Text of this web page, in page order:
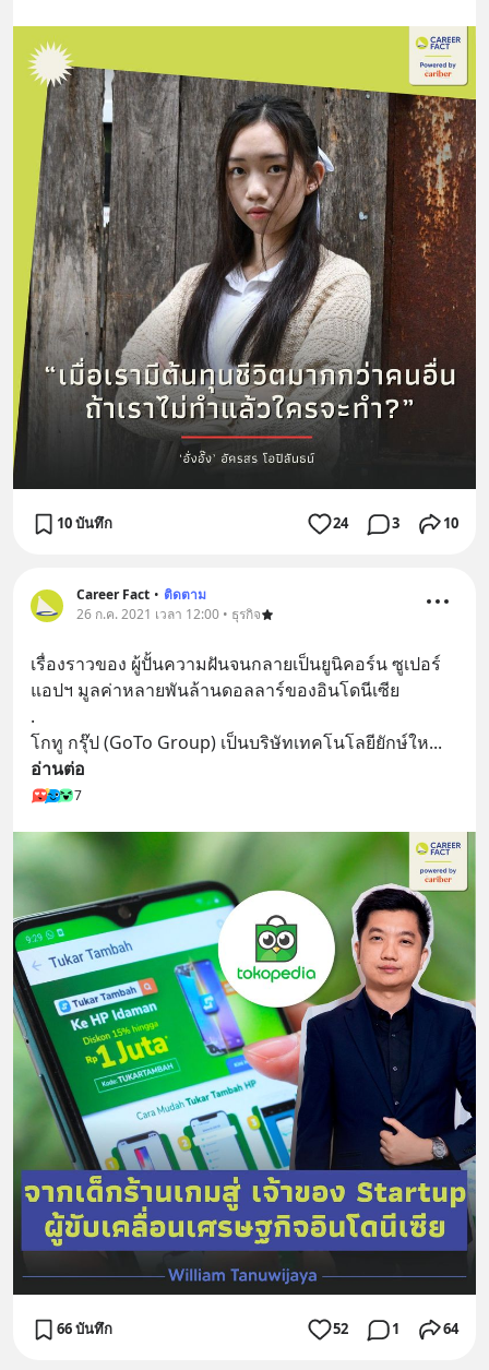
10 บันทึก 24 3 10
Career Fact • ติดตาม
26 ก.ค. 2021 เวลา 12:00 • ธุรกิจ
เรื่องราวของ ผู้ปั้นความฝันจนกลายเป็นยูนิคอร์น ซูเปอร์
แอปฯ มูลค่าหลายพันล้านดอลลาร์ของอินโดนีเซีย
.
โกทู กรุ๊ป (GoTo Group) เป็นบริษัทเทคโนโลยียักษ์ให
อ่านต่อ
7
66 บันทึก 52 1 64